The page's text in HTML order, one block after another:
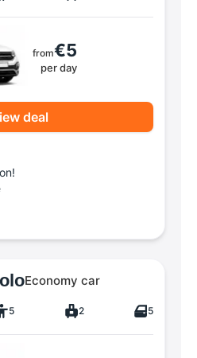
from€5
per day
deal
Economy car
5 2 5